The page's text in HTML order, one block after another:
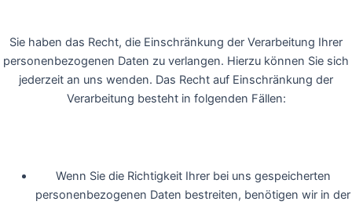
Sie haben das Recht, die Einschränkung der Verarbeitung Ihrer
personenbezogenen Daten zu verlangen. Hierzu können Sie sich
jederzeit an uns wenden. Das Recht auf Einschränkung der
Verarbeitung besteht in folgenden Fällen:
Wenn Sie die Richtigkeit Ihrer bei uns gespeicherten
personenbezogenen Daten bestreiten, benötigen wir in der